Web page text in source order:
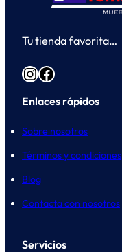
Tu tienda favorita…
InstagramFacebook
Enlaces rápidos
Sobre nosotros
Términos y condiciones
Blog
Contacta con nosotros
Servicios